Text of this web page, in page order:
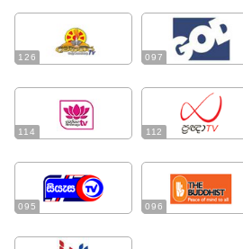
126 097
114 112
095 096